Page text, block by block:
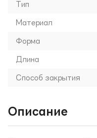
Тип
Материал
Форма
Длина
Способ закрытия
Описание